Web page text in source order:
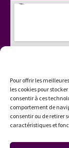
Pour offrir les
les cookies pour
consentir à ces
comportement de
consentir ou de retirer
caractéristiques et